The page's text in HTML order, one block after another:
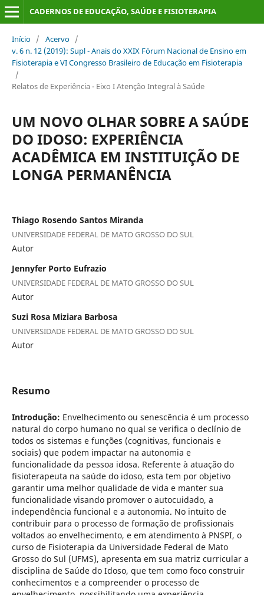
CADERNOS DE EDUCAÇÃO, SAÚDE E FISIOTERAPIA
Início / Acervo /
v. 6 n. 12 (2019): Supl - Anais do XXIX Fórum Nacional de Ensino em
Fisioterapia e VI Congresso Brasileiro de Educação em Fisioterapia
/
Relatos de Experiência - Eixo I Atenção Integral à Saúde
UM NOVO OLHAR SOBRE A SAÚDE
DO IDOSO: EXPERIÊNCIA
ACADÊMICA EM INSTITUIÇÃO DE
LONGA PERMANÊNCIA
Thiago Rosendo Santos Miranda
UNIVERSIDADE FEDERAL DE MATO GROSSO DO SUL
Autor
Jennyfer Porto Eufrazio
UNIVERSIDADE FEDERAL DE MATO GROSSO DO SUL
Autor
Suzi Rosa Miziara Barbosa
UNIVERSIDADE FEDERAL DE MATO GROSSO DO SUL
Autor
Resumo
Introdução: Envelhecimento ou senescência é um processo
natural do corpo humano no qual se verifica o declínio de
todos os sistemas e funções (cognitivas, funcionais e
sociais) que podem impactar na autonomia e
funcionalidade da pessoa idosa. Referente à atuação do
fisioterapeuta na saúde do idoso, esta tem por objetivo
garantir uma melhor qualidade de vida e manter sua
funcionalidade visando promover o autocuidado, a
independência funcional e a autonomia. No intuito de
contribuir para o processo de formação de profissionais
voltados ao envelhecimento, e em atendimento à PNSPI, o
curso de Fisioterapia da Universidade Federal de Mato
Grosso do Sul (UFMS), apresenta em sua matriz curricular a
disciplina de Saúde do Idoso, que tem como foco construir
conhecimentos e a compreender o processo de